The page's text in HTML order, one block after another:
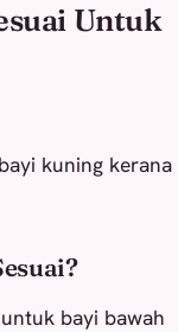
Untuk
kuning kerana
bayi bawah